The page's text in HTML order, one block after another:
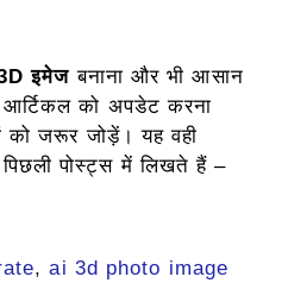
इमेज बनाना और भी आसान
को अपडेट करना
को जरूर जोड़ें। यह वही
पोस्ट्स में लिखते हैं –
,ai 3d photo image